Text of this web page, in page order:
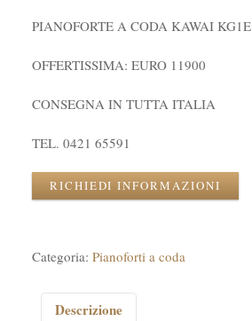
PIANOFORTE A CODA KAWAI KG1E
OFFERTISSIMA: EURO 11900
CONSEGNA IN TUTTA ITALIA
TEL. 0421 65591
RICHIEDI INFORMAZIONI
Categoria: Pianoforti a coda
Descrizione